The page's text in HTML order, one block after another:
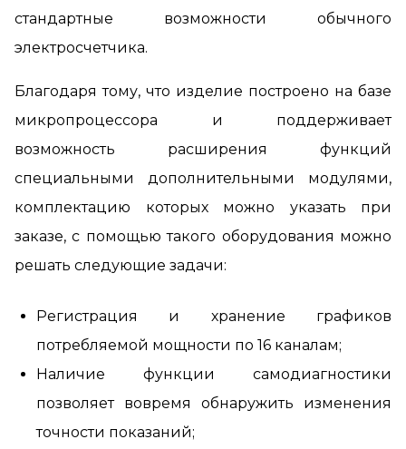
стандартные возможности обычного
электросчетчика.
Благодаря тому, что изделие построено на базе
микропроцессора и поддерживает
возможность расширения функций
специальными дополнительными модулями,
комплектацию которых можно указать при
заказе, с помощью такого оборудования можно
решать следующие задачи:
Регистрация и хранение графиков
потребляемой мощности по 16 каналам;
Наличие функции самодиагностики
позволяет вовремя обнаружить изменения
точности показаний;